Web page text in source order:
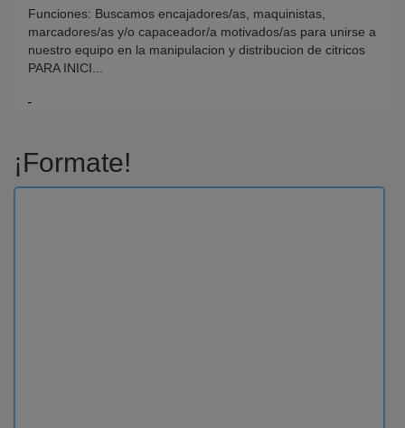
Funciones: Buscamos encajadores/as, maquinistas,
marcadores/as y/o capaceador/a motivados/as para unirse a
nuestro equipo en la manipulacion y distribucion de citricos
PARA INICI...
¡Formate!